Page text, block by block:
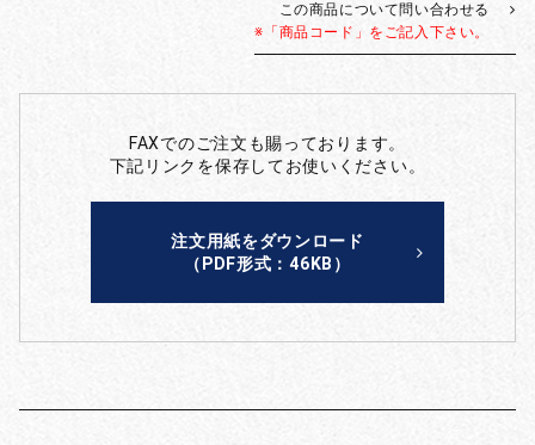
この商品について問い合わせる
※「商品コード」をご記入下さい。
FAXでのご注文も賜っております。
下記リンクを保存してお使いください。
注文用紙をダウンロード
（PDF形式：46KB）